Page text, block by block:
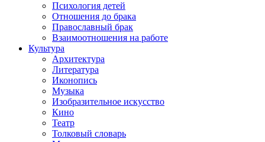
Психология детей
Отношения до брака
Православный брак
Взаимоотношения на работе
Культура
Архитектура
Литература
Иконопись
Музыка
Изобразительное искусство
Кино
Театр
Толковый словарь